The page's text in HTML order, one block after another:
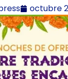
octubre